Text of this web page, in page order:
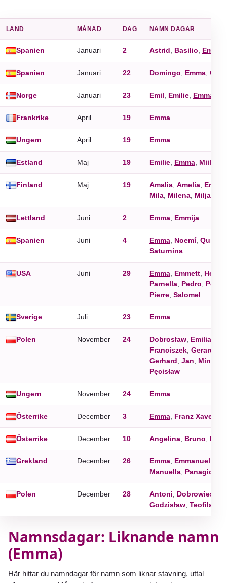
LAND MÅNAD DAG NAMN DAGAR
Spanien Januari 2 Astrid Basilio Emma
Spanien Januari 22 Domingo Emma
Norge Januari 23 Emil Emilie Emma
Frankrike April 19 Emma
Ungern April 19 Emma
Estland Maj 19 Emilie Emma Miili
Finland Maj 19 Amalia Amelia Emilia
Mila Milena Milja
Lettland Juni 2 Emma Emmija
Spanien Juni 4 Emma Noemí, Quirino
Saturnina
USA Juni 29 Emma Emmett
Parnella Pedro Pete
Pierre Salomel
Sverige Juli 23 Emma
Polen November 24 Dobrosław Emilia
Franciszek Gerard
Gerhard Jan Mina
Pęcisław
Ungern November 24 Emma
Österrike December 3 Emma Franz Xaver
Österrike December 10 Angelina Bruno
Grekland December 26 Emma Emmanuel
Manuella Panagiotis
Polen December 28 Antoni Dobrowiest
Godzisław Teofila
Namnsdagar: Liknande namn
(Emma)
Här hittar du namndagar för namn som liknar stavning, uttal